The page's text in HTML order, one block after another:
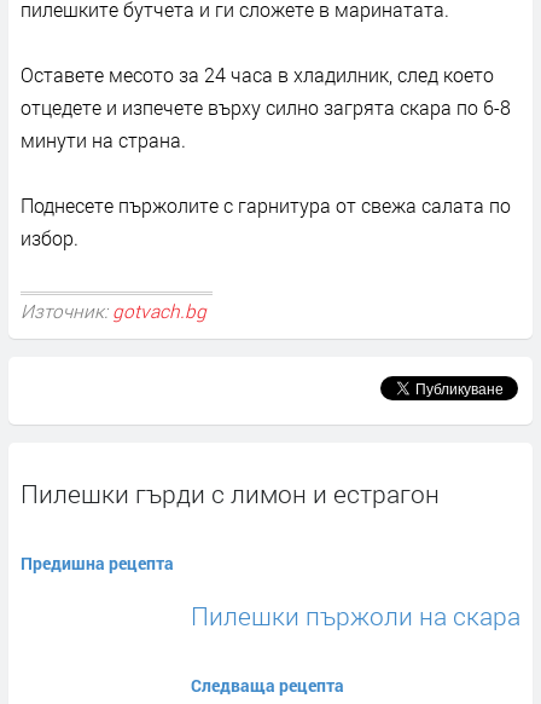
пилешките бутчета и ги сложете в маринатата.
Оставете месото за 24 часа в хладилник, след което
отцедете и изпечете върху силно загрята скара по 6-8
минути на страна.
Поднесете пържолите с гарнитура от свежа салата по
избор.
Източник: gotvach.bg
Пилешки гърди с лимон и естрагон
Предишна рецепта
Пилешки пържоли на скара
Следваща рецепта